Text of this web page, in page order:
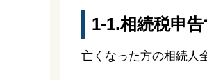
1-1.相続税申
亡くなった方の相続人